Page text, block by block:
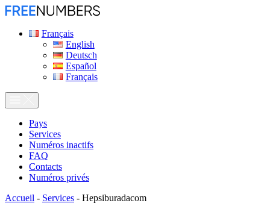
Français
English
Deutsch
Español
Français
Pays
Services
Numéros inactifs
FAQ
Contacts
Numéros privés
Accueil - Services - Hepsiburadacom